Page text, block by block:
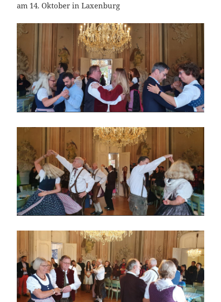
am 14. Oktober in Laxenburg